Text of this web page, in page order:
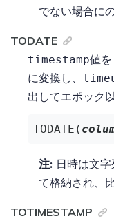
でない場合に
TODATE
timestamp値を
に変換し、
出してエポック
TODATE(
注: 日時は文
て格納され、
TOTIMESTAMP